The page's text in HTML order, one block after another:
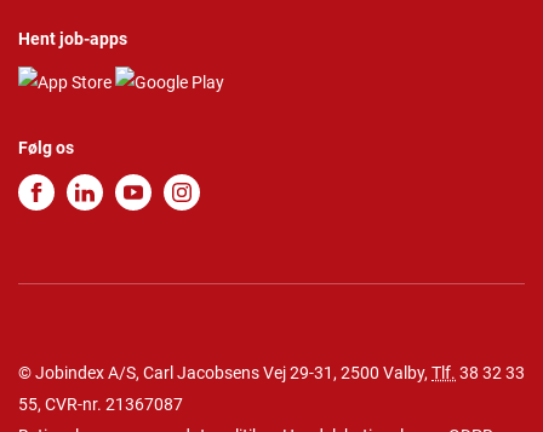
Hent job-apps
Følg os
© Jobindex A/S, Carl Jacobsens Vej 29-31, 2500 Valby, Tlf. 38 32 33
55, CVR-nr. 21367087